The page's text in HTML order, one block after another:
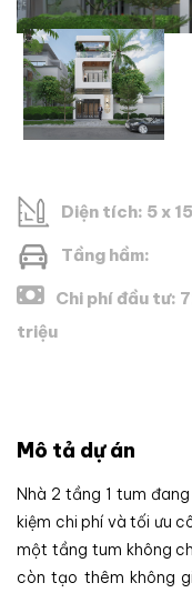
Diện tích: 5 x
Tầng hầm:
Chi phí đầu tư:
triệu
Mô tả dự án
Nhà 2 tầng 1 tum
kiệm chi phí và tối ưu
một tầng tum không
còn tạo thêm không